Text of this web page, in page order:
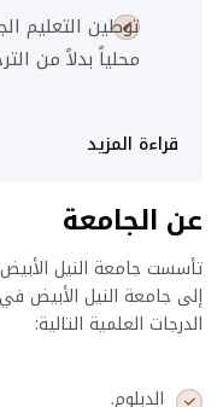
توطين التعليم
محلياً بدلاً من
قراءة المزيد
عن الجامعة
الدرجات العلمية التالية:
الدبلوم.